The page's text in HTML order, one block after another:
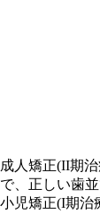
成人矯正(II期
で、正しい歯
小児矯正(I期治